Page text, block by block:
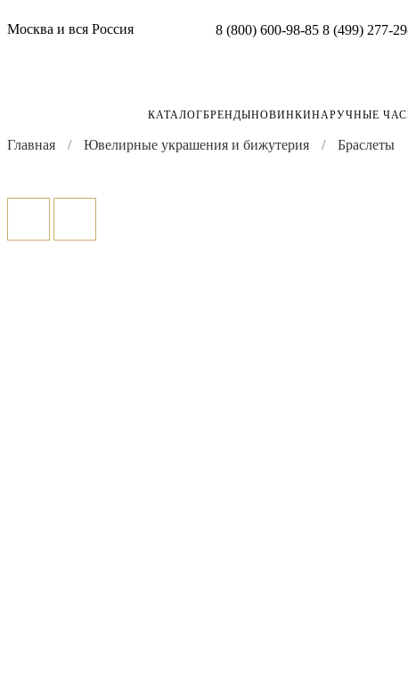
Москва и вся Россия 8 (800) 600-98-85 8 (499) 277-
КАТАЛОГБРЕНДЫНОВИНКИНАРУЧНЫЕ
Главная Ювелирные украшения и бижутерия
Браслеты